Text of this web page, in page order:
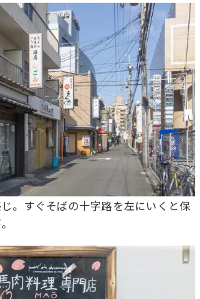
。すぐそばの十字路を左にいくと保